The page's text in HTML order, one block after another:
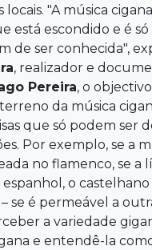
"A música
está escondido e é só
de ser conhecida",
, realizador e
Pereira, o
da música
que só podem ser
Por exemplo, se a
no flamenco, se a
espanhol, o
se é permeável a
a variedade
e entendê-la